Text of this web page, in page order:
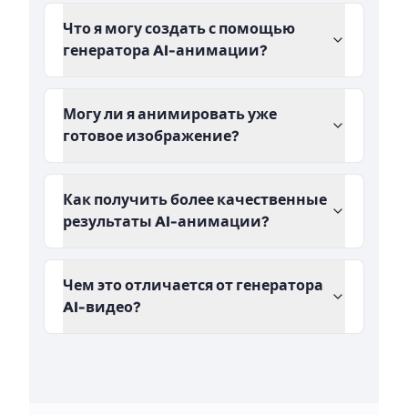
Что я могу создать с помощью
генератора AI-анимации?
Могу ли я анимировать уже
готовое изображение?
Как получить более качественные
результаты AI-анимации?
Чем это отличается от генератора
AI-видео?